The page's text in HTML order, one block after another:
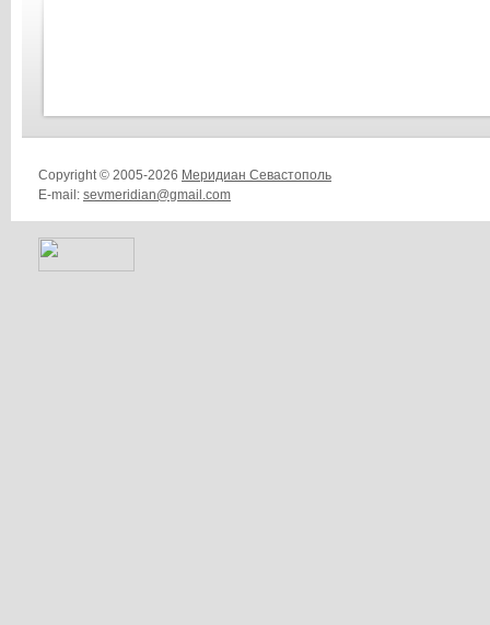
Copyright © 2005-2026 Меридиан Севастополь
E-mail: sevmeridian@gmail.com